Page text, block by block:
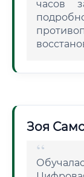
часов
Зоя